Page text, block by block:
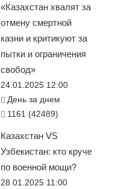
«Казахстан хвалят за
отмену смертной
казни и критикуют за
пытки и ограничения
свобод»
24.01.2025 12:00
День за днем
1161 (42489)
Казахстан VS
Узбекистан: кто круче
по военной мощи?
28.01.2025 11:00